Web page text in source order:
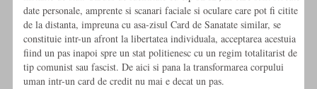
date personale, amprente si scanari faciale si oculare care pot fi citite
de la distanta, impreuna cu asa-zisul Card de Sanatate similar, se
constituie intr-un afront la libertatea individuala, acceptarea acestuia
fiind un pas inapoi spre un stat politienesc cu un regim totalitarist de
tip comunist sau fascist. De aici si pana la transformarea corpului
uman intr-un card de credit nu mai e decat un pas.